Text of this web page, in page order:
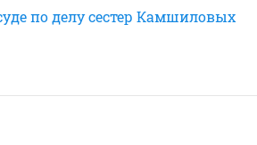
по делу сестер Камшиловых